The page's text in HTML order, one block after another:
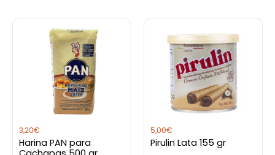
3,20€
Harina PAN para
5,00€
Pirulin Lata 155 gr